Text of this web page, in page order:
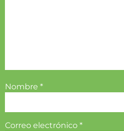
Nombre *
Correo electrónico *